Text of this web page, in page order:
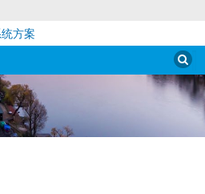
方案
for: